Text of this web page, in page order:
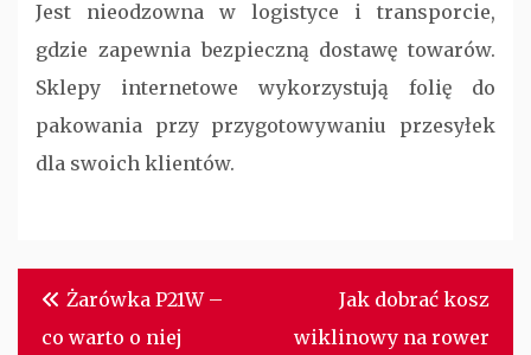
Jest nieodzowna w logistyce i transporcie,
gdzie zapewnia bezpieczną dostawę towarów.
Sklepy internetowe wykorzystują folię do
pakowania przy przygotowywaniu przesyłek
dla swoich klientów.
Nawigacja
wpisu
Żarówka P21W –
co warto o niej
Jak dobrać kosz
wiklinowy na rower